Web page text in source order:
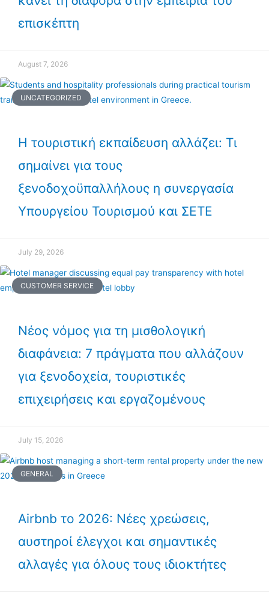
επισκέπτη
August 7, 2026
UNCATEGORIZED
Η τουριστική εκπαίδευση αλλάζει: Τι
σημαίνει για τους
ξενοδοχοϋπαλλήλους η συνεργασία
Υπουργείου Τουρισμού και ΣΕΤΕ
July 29, 2026
CUSTOMER SERVICE
Νέος νόμος για τη μισθολογική
διαφάνεια: 7 πράγματα που αλλάζουν
για ξενοδοχεία, τουριστικές
επιχειρήσεις και εργαζομένους
July 15, 2026
GENERAL
Airbnb το 2026: Νέες χρεώσεις,
αυστηροί έλεγχοι και σημαντικές
αλλαγές για όλους τους ιδιοκτήτες